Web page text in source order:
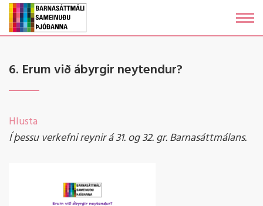
Fara
í
6. Erum við ábyrgir neytendur?
Hlusta
Í þessu verkefni reynir á 31. og 32. gr. Barnasáttmálans.